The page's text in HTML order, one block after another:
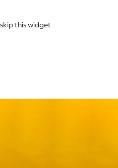
skip this widget